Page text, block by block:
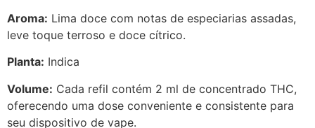
Aroma: Lima doce com notas de especiarias assadas,
leve toque terroso e doce cítrico.
Planta: Indica
Volume: Cada refil contém 2 ml de concentrado THC,
oferecendo uma dose conveniente e consistente para
seu dispositivo de vape.